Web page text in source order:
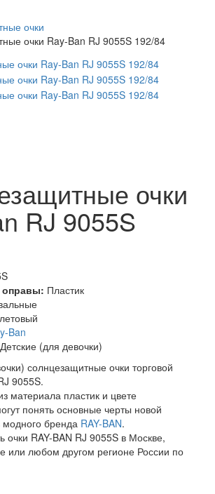
очки
очки Ray-Ban RJ 9055S 192/84
очки
RJ 9055S
оправы: Пластик
Ban
Детские (для девочки)
солнцезащитные очки торговой
9055S.
материала пластик и цвете
понять основные черты новой
модного бренда RAY-BAN.
очки RAY-BAN RJ 9055S в Москве,
или любом другом регионе России по